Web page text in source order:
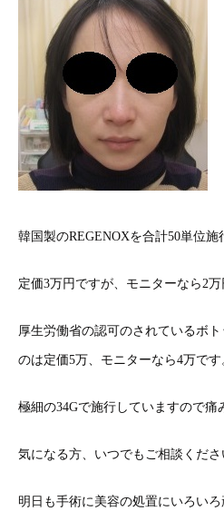
韓国製のREGENOXを合計50単位施
定価3万円ですが、モニターなら2万
厚生労働省の認可のされているボ
のは定価5万、モニターなら4万です
極細の34Gで施行していますので痛
気になる方、いつでもご相談くださ
明日も手術に美容の処置にいろい